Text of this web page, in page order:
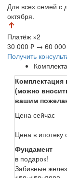
Для всех семей с
октября.
Платёж ×2
30 000 ₽ → 60
Получить
Комплектация
(можно
вашим
Цена сейчас
Цена в ипотеку
Фундамент
в подарок!
Забивные